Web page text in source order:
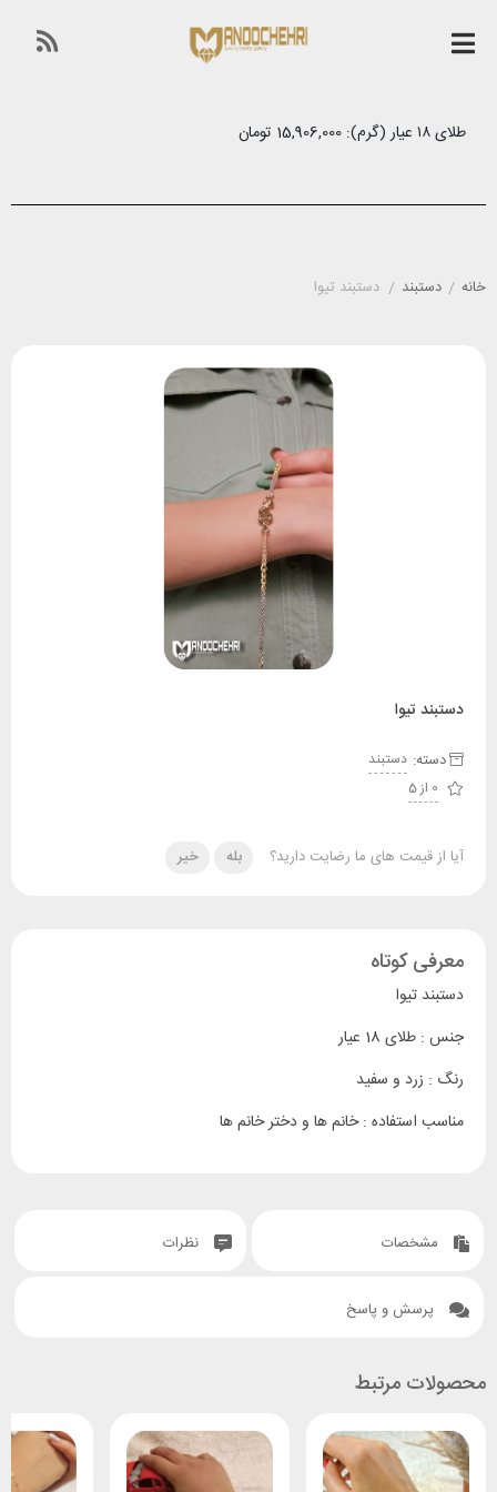
طلای ۱۸ عیار (گرم): 15,906,000 تومان
خانه / دستبند / دستبند تیوا
دستبند تیوا
دسته: دستبند
0 از 5
آیا از قیمت های ما رضایت دارید؟ بله خیر
معرفی کوتاه
دستبند تیوا
جنس : طلای 18 عیار
رنگ : زرد و سفید
مناسب استفاده : خانم ها و دختر خانم ها
مشخصات نظرات
پرسش و پاسخ
محصولات مرتبط